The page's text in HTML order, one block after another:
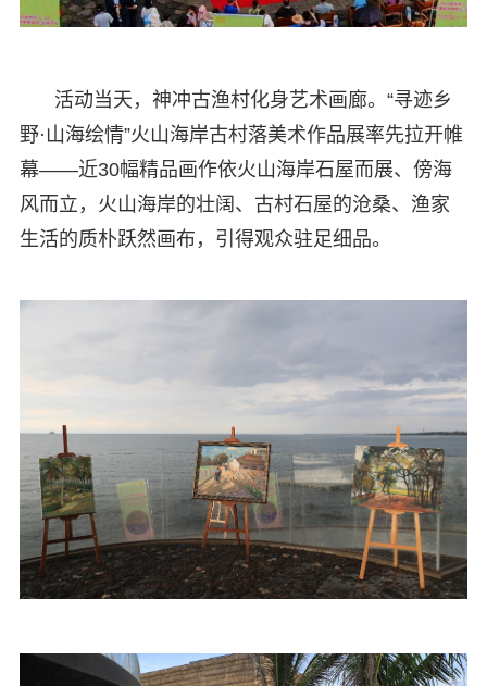
活动当天，神冲古渔村化身艺术画廊。“寻迹乡
野·山海绘情”火山海岸古村落美术作品展率先拉开帷
幕——近30幅精品画作依火山海岸石屋而展、傍海
风而立，火山海岸的壮阔、古村石屋的沧桑、渔家
生活的质朴跃然画布，引得观众驻足细品。